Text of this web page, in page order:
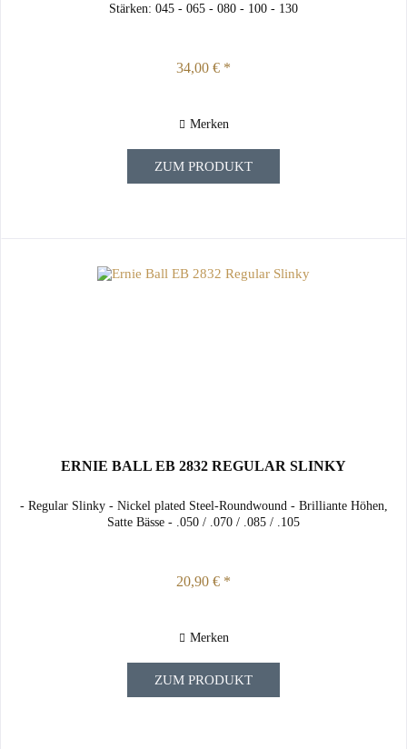
Stärken: 045 - 065 - 080 - 100 - 130
34,00 € *
Merken
ZUM PRODUKT
ERNIE BALL EB 2832 REGULAR SLINKY
- Regular Slinky - Nickel plated Steel-Roundwound - Brilliante Höhen,
Satte Bässe - .050 / .070 / .085 / .105
20,90 € *
Merken
ZUM PRODUKT